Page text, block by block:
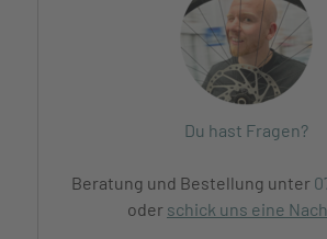
Du hast Fragen?
Beratung und Bestellung unter
oder schick uns eine